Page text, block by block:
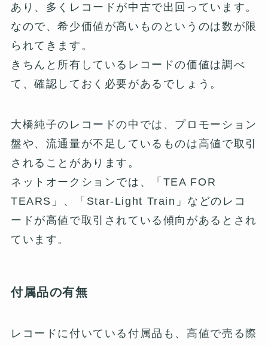
あり、多くレコードが中古で出回っています。
なので、希少価値が高いものというのは数が限
られてきます。
きちんと所有しているレコードの価値は調べ
て、確認しておく必要があるでしょう。
大橋純子のレコードの中では、プロモーション
盤や、流通量が不足しているものは高値で取引
されることがあります。
ネットオークションでは、「TEA FOR
TEARS」、「Star-Light Train」などのレコ
ードが高値で取引されている傾向があるとされ
ています。
付属品の有無
レコードに付いている付属品も、高値で売る際